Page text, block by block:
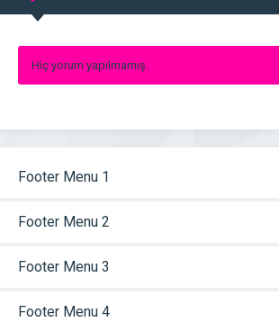
Hiç yorum yapılmamış.
Footer Menu 1
Footer Menu 2
Footer Menu 3
Footer Menu 4